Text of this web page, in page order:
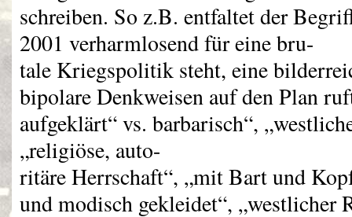
schreiben. So z.B. entfaltet der
2001 verharmlosend für eine bru-
tale Kriegspolitik steht, eine
bipolare Denkweisen auf den Plan
aufgeklärt“ vs. barbarisch“,
„religiöse, auto-
ritäre Herrschaft“, „mit Bart und
und modisch gekleidet“, „westlicher